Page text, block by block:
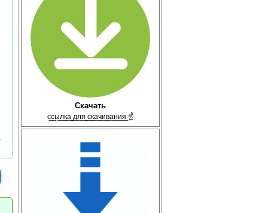
Скачать
с̲с̲ы̲л̲к̲а̲ ̲д̲л̲я̲ ̲с̲к̲а̲ч̲и̲в̲а̲н̲и̲я̲ ☝